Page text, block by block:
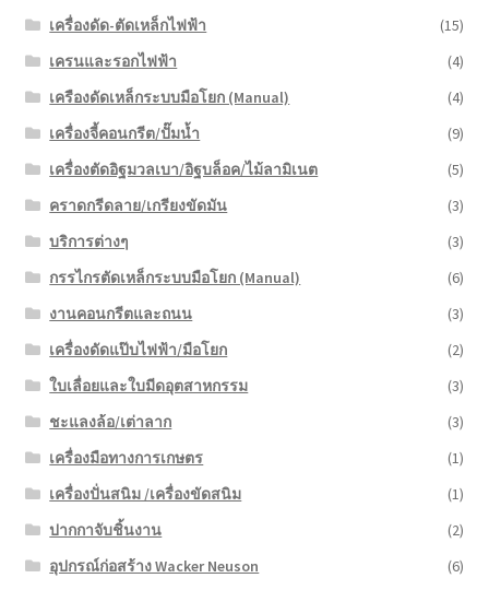
เครื่องดัด-ตัดเหล็กไฟฟ้า
(15)
เครนและรอกไฟฟ้า
(4)
เครืองดัดเหล็กระบบมือโยก (Manual)
(4)
เครื่องจี้คอนกรีต/ปั๊มน้ำ
(9)
เครื่องตัดอิฐมวลเบา/อิฐบล็อค/ไม้ลามิเนต
(5)
คราดกรีดลาย/เกรียงขัดมัน
(3)
บริการต่างๆ
(3)
กรรไกรตัดเหล็กระบบมือโยก (Manual)
(6)
งานคอนกรีตและถนน
(3)
เครื่องดัดแป๊บไฟฟ้า/มือโยก
(2)
ใบเลื่อยและใบมีดอุตสาหกรรม
(3)
ชะแลงล้อ/เต่าลาก
(3)
เครื่องมือทางการเกษตร
(1)
เครื่องปั่นสนิม /เครื่องขัดสนิม
(1)
ปากกาจับชิ้นงาน
(2)
อุปกรณ์ก่อสร้าง Wacker Neuson
(6)